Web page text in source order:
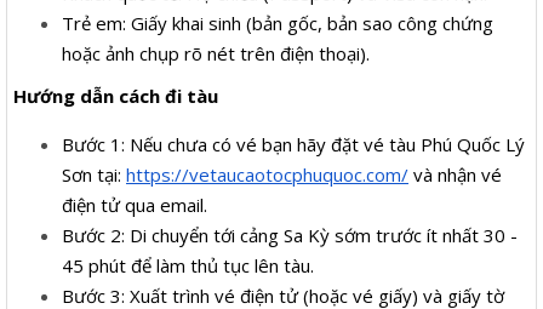
Trẻ em: Giấy khai sinh (bản gốc, bản sao công chứng
hoặc ảnh chụp rõ nét trên điện thoại).
Hướng dẫn cách đi tàu
Bước 1: Nếu chưa có vé bạn hãy đặt vé tàu Phú Quốc Lý
Sơn tại: https://vetaucaotocphuquoc.com/ và nhận vé
điện tử qua email.
Bước 2: Di chuyển tới cảng Sa Kỳ sớm trước ít nhất 30 -
45 phút để làm thủ tục lên tàu.
Bước 3: Xuất trình vé điện tử (hoặc vé giấy) và giấy tờ